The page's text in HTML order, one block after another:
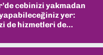
cebinizi yakmadan
yer:
de hizmetleri de